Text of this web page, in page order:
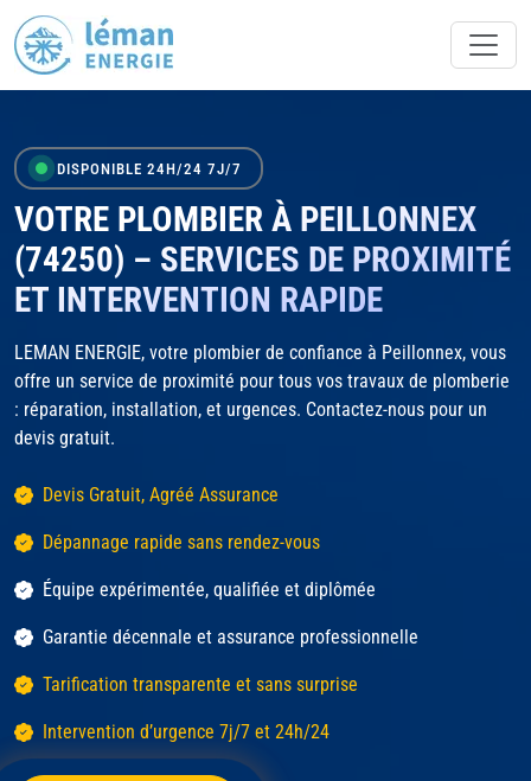
DISPONIBLE 24H/24 7J/7
VOTRE PLOMBIER À PEILLONNEX
(74250) – SERVICES DE PROXIMITÉ
ET INTERVENTION RAPIDE
LEMAN ENERGIE, votre plombier de confiance à Peillonnex, vous
offre un service de proximité pour tous vos travaux de plomberie
: réparation, installation, et urgences. Contactez-nous pour un
devis gratuit.
Devis Gratuit, Agréé Assurance
Dépannage rapide sans rendez-vous
Équipe expérimentée, qualifiée et diplômée
Garantie décennale et assurance professionnelle
Tarification transparente et sans surprise
Intervention d’urgence 7j/7 et 24h/24